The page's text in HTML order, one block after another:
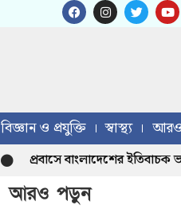
বিজ্ঞান ও প্রযুক্তি স্বাস্থ্য আরও
প্রবাসে বাংলাদেশের ইতিবাচক
আরও পড়ুন